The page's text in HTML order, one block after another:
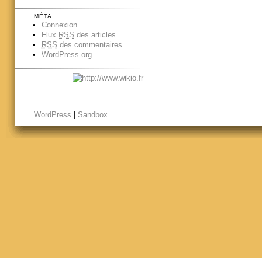
MÉTA
Connexion
Flux RSS des articles
RSS des commentaires
WordPress.org
WordPress Sandbox